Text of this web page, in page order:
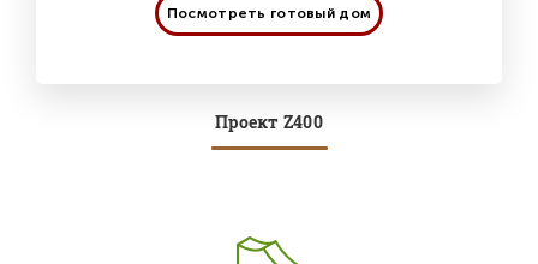
Посмотреть готовый дом
Проект Z400